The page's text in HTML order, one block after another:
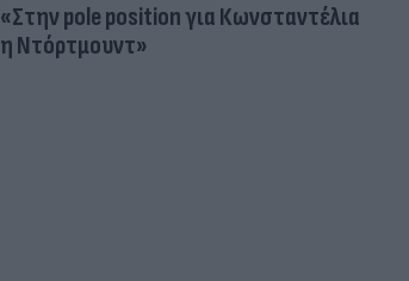
«Στην pole position για Κωνσταντέλια
η Ντόρτμουντ»